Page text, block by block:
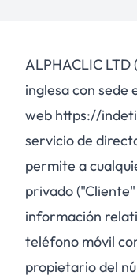
ALPHACLIC LTD
inglesa con sede
web https://
servicio de
permite a
privado
información
teléfono móvil
propietario del